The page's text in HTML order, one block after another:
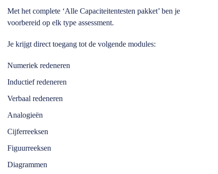
Met het complete ‘Alle Capaciteitentesten pakket’ ben je
voorbereid op elk type assessment.
Je krijgt direct toegang tot de volgende modules:
Numeriek redeneren
Inductief redeneren
Verbaal redeneren
Analogieën
Cijferreeksen
Figuurreeksen
Diagrammen